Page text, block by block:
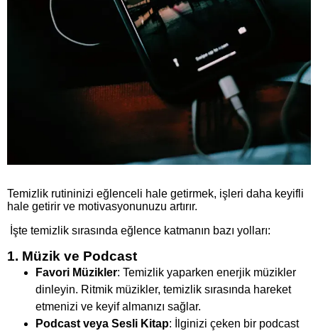
Temizlik rutininizi eğlenceli hale getirmek, işleri daha keyifli
hale getirir ve motivasyonunuzu artırır.
İşte temizlik sırasında eğlence katmanın bazı yolları:
1. Müzik ve Podcast
Favori Müzikler: Temizlik yaparken enerjik müzikler
dinleyin. Ritmik müzikler, temizlik sırasında hareket
etmenizi ve keyif almanızı sağlar.
Podcast veya Sesli Kitap: İlginizi çeken bir podcast